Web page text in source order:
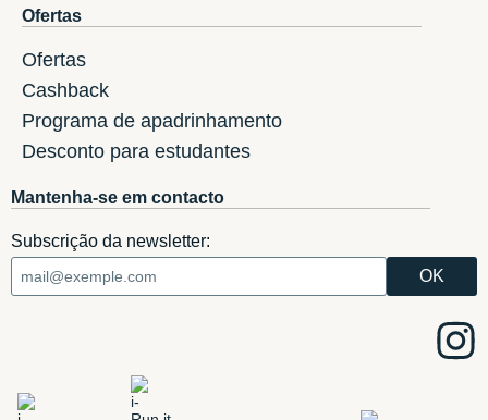
Ofertas
Ofertas
Cashback
Programa de apadrinhamento
Desconto para estudantes
Mantenha-se em contacto
Subscrição da newsletter: